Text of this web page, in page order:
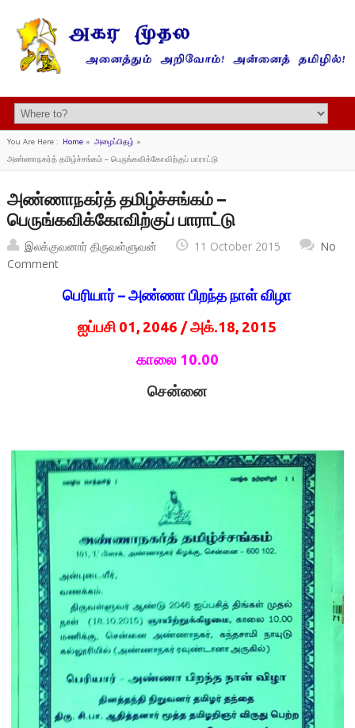
You Are Here : Home» அழைப்பிதழ் »
அண்ணாநகர்த் தமிழ்ச்சங்கம் – பெருங்கவிக்கோவிற்குப் பாராட்டு
அண்ணாநகர்த் தமிழ்ச்சங்கம் –
பெருங்கவிக்கோவிற்குப் பாராட்டு
இலக்குவனார் திருவள்ளுவன் 11 October 2015
No
Comment
பெரியார் – அண்ணா பிறந்த நாள் விழா
ஐப்பசி 01, 2046 / அக்.18, 2015
காலை 10.00
சென்னை